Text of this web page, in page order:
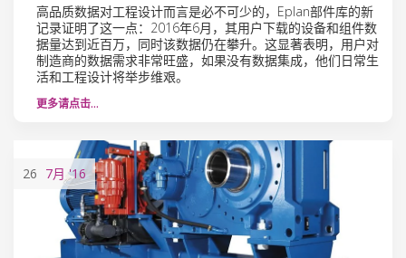
高品质数据对工程设计而言是必不可少的，Eplan部件库的新
记录证明了这一点：2016年6月，其用户下载的设备和组件数
据量达到近百万，同时该数据仍在攀升。这显著表明，用户对
制造商的数据需求非常旺盛，如果没有数据集成，他们日常生
活和工程设计将举步维艰。
更多请点击…
26 7月 '16